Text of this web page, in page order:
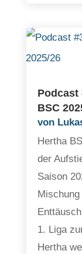
Podcast
BSC
von
Hertha
der
Saison
1. Liga
Hertha